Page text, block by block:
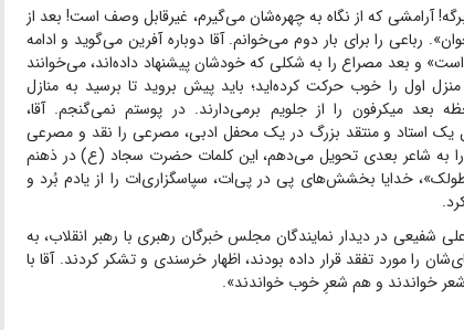
آرامشی که از نگاه به چهره‌شان می‌گیرم، غیرقابل وصف است! بعد از
رباعی را برای بار دوم می‌خوانم. آقا دوباره آفرین می‌گوید و ادامه
و بعد مصراع را به شکلی که خودشان پیشنهاد داده‌اند، می‌خوانند
اول را خوب حرکت کرده‌اید؛ باید پیش بروید تا برسید به منازل
بعد میکرفون را از جلویم برمی‌دارند. در پوستم نمی‌گنجم. آقا،
یک استاد و منتقد بزرگ در یک محفل ادبی، مصرعی را نقد و مصرعی
را به شاعر بعدی تحویل می‌دهم، این کلمات حضرت سجاد (ع) در ذهنم
خدایا بخشش‌های پی در پی‌ات، سپاسگزاری‌ات را از یادم بُرد و
شفیعی در دیدار نمایندگان مجلس خبرگان رهبری با رهبر انقلاب، به
را مورد تفقد قرار داده بودند، اظهار خرسندی و تشکر کردند. آقا با
خواندند و هم شعرِ خوب خواندند».